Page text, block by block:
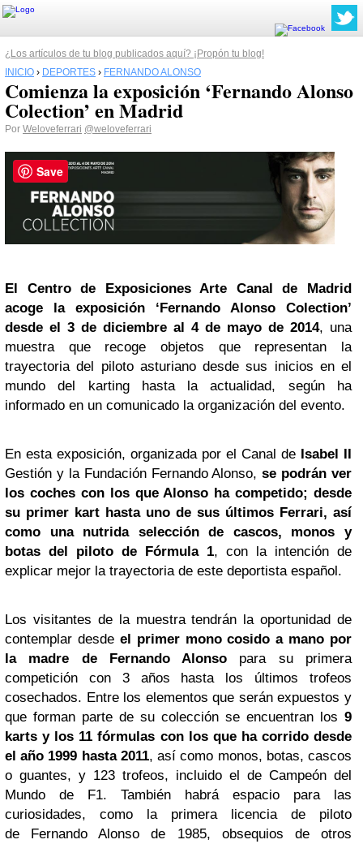
¿Los artículos de tu blog publicados aquí? ¡Propón tu blog!
INICIO › DEPORTES › FERNANDO ALONSO
Comienza la exposición ‘Fernando Alonso
Colection’ en Madrid
Por Weloveferrari @weloveferrari
El Centro de Exposiciones Arte Canal de Madrid
acoge la exposición ‘Fernando Alonso Colection’
desde el 3 de diciembre al 4 de mayo de 2014, una
muestra que recoge objetos que representan la
trayectoria del piloto asturiano desde sus inicios en el
mundo del karting hasta la actualidad, según ha
informado en un comunicado la organización del evento.
En esta exposición, organizada por el Canal de Isabel II
Gestión y la Fundación Fernando Alonso,se podrán ver
los coches con los que Alonso ha competido; desde
su primer kart hasta uno de sus últimos Ferrari, así
como una nutrida selección de cascos, monos y
botas del piloto de Fórmula 1, con la intención de
explicar mejor la trayectoria de este deportista español.
Los visitantes de la muestra tendrán la oportunidad de
contemplar desde el primer mono cosido a mano por
la madre de Fernando Alonso para su primera
competición con 3 años hasta los últimos trofeos
cosechados. Entre los elementos que serán expuestos y
que forman parte de su colección se encuentran los 9
karts y los 11 fórmulas con los que ha corrido desde
el año 1999 hasta 2011, así como monos, botas, cascos
o guantes, y 123 trofeos, incluido el de Campeón del
Mundo de F1. También habrá espacio para las
curiosidades, como la primera licencia de piloto
de Fernando Alonso de 1985, obsequios de otros
Save